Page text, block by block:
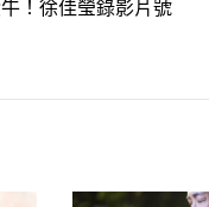
！徐佳瑩錄影片號